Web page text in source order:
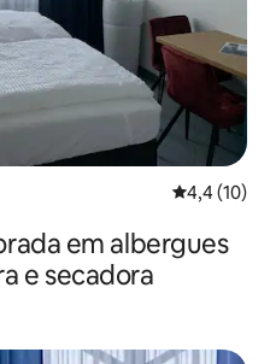
4,4 de uma
4,4 (10)
em albergues
e secadora